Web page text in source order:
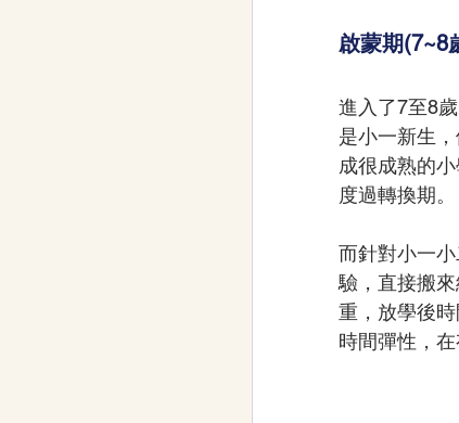
啟蒙期(7~8
進入了7至8
是小一新生
成很成熟的
度過轉換期。
而針對小一
驗，直接搬
重，放學後
時間彈性，